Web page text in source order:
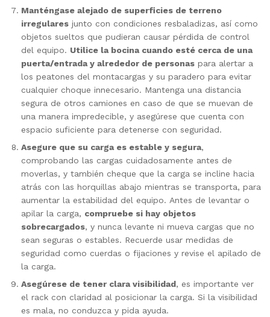
Manténgase alejado de superficies de terreno
irregulares junto con condiciones resbaladizas, así como
objetos sueltos que pudieran causar pérdida de control
del equipo. Utilice la bocina cuando esté cerca de una
puerta/entrada y alrededor de personas para alertar a
los peatones del montacargas y su paradero para evitar
cualquier choque innecesario. Mantenga una distancia
segura de otros camiones en caso de que se muevan de
una manera impredecible, y asegúrese que cuenta con
espacio suficiente para detenerse con seguridad.
Asegure que su carga es estable y segura,
comprobando las cargas cuidadosamente antes de
moverlas, y también cheque que la carga se incline hacia
atrás con las horquillas abajo mientras se transporta, para
aumentar la estabilidad del equipo. Antes de levantar o
apilar la carga, compruebe si hay objetos
sobrecargados, y nunca levante ni mueva cargas que no
sean seguras o estables. Recuerde usar medidas de
seguridad como cuerdas o fijaciones y revise el apilado de
la carga.
Asegúrese de tener clara visibilidad, es importante ver
el rack con claridad al posicionar la carga. Si la visibilidad
es mala, no conduzca y pida ayuda.